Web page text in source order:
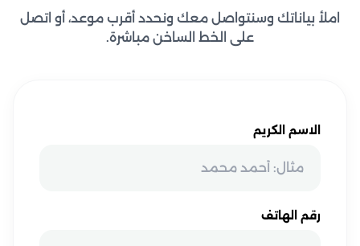
املأ بياناتك وسنتواصل معك ونحدد أقرب موعد، أو اتصل
على الخط الساخن مباشرة.
الاسم الكريم
رقم الهاتف